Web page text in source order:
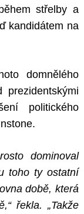
střelby a
kandidátem na
domnělého
politického
dominoval
toho ty ostatní
době, která
řekla. „Takže